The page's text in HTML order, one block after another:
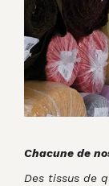
Chacune de
Des tissus de